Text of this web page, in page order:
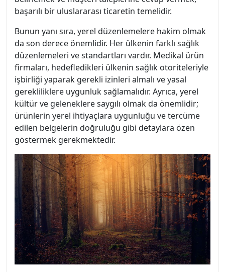
başarılı bir uluslararası ticaretin temelidir.
Bunun yanı sıra, yerel düzenlemelere hakim olmak
da son derece önemlidir. Her ülkenin farklı sağlık
düzenlemeleri ve standartları vardır. Medikal ürün
firmaları, hedefledikleri ülkenin sağlık otoriteleriyle
işbirliği yaparak gerekli izinleri almalı ve yasal
gerekliliklere uygunluk sağlamalıdır. Ayrıca, yerel
kültür ve geleneklere saygılı olmak da önemlidir;
ürünlerin yerel ihtiyaçlara uygunluğu ve tercüme
edilen belgelerin doğruluğu gibi detaylara özen
göstermek gerekmektedir.